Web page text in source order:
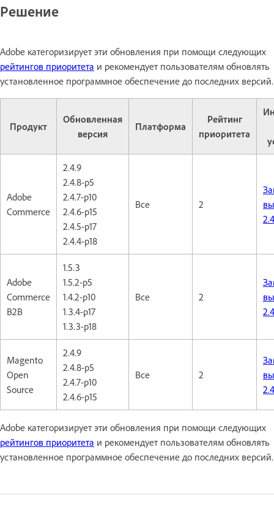
Решение
Adobe категоризирует эти обновления при помощи следующих
рейтингов приоритета и рекомендует пользователям обновлять
установленное программное обеспечение до последних версий.
Продукт
Обновленная
версия
Платформа
Рейтинг
приоритета
Adobe
Commerce
2.4.9
2.4.8-p5
2.4.7-p10
2.4.6-p15
2.4.5-p17
2.4.4-p18
Все 2
Adobe
Commerce
B2B
1.5.3
1.5.2-p5
1.4.2-p10
1.3.4-p17
1.3.3-p18
Все 2
Magento
Open
Source
2.4.9
2.4.8-p5
2.4.7-p10
2.4.6-p15
Все 2
Adobe категоризирует эти обновления при помощи следующих
рейтингов приоритета и рекомендует пользователям обновлять
установленное программное обеспечение до последних версий.